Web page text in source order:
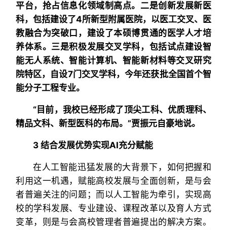
平台，抢占信息化领域制高点。二是创新发展新医
科，包括建设了4所新型附属医院，以医工交叉、医
教融合为突破口，建设了本硕博贯通的医学人才培
养体系。三是积极发展交叉学科，包括试点建设智
能无人系统、智能计算机、智能新材料等交叉研究
院特区，自设7门交叉学科，今年还获批全国首个智
能分子工程专业。
“目前，我校已经形成了顶尖工科、优质理科、
精品文科、新型医科的布局。”贾振元自豪地说。
3 结合发展优势实现AI充分赋能
在人工智能迅猛发展的大背景下，如何把握和
利用这一机遇，赋能高校发展与全面创新，是与会
者普遍关注的问题；而以人工智能为牵引，实现高
校的学科发展、专业建设、课程改革以及育人方式
变革，则是与会高校管理者普遍提出的解决方案。